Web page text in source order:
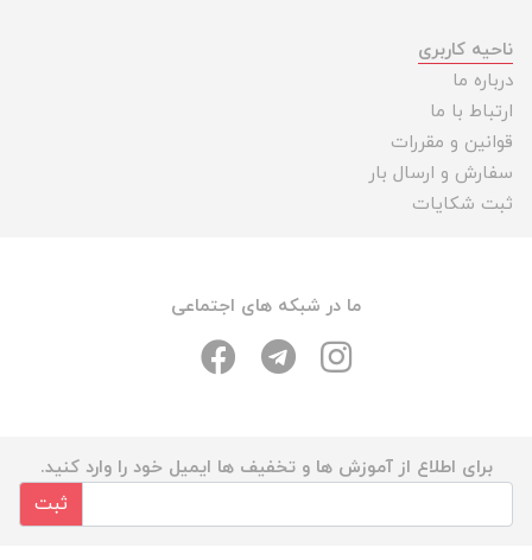
ناحیه کاربری
درباره ما
ارتباط با ما
قوانین و مقررات
سفارش و ارسال بار
ثبت شکایات
ما در شبکه های اجتماعی
برای اطلاع از آموزش ها و تخفیف ها ایمیل خود را وارد کنید.
ثبت